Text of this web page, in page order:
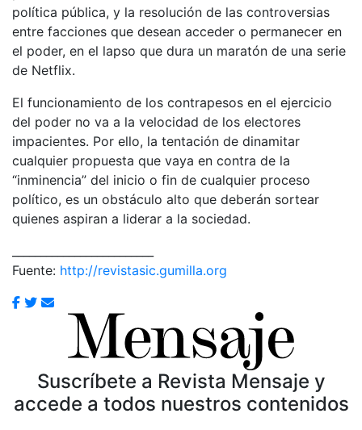
política pública, y la resolución de las controversias
entre facciones que desean acceder o permanecer en
el poder, en el lapso que dura un maratón de una serie
de Netflix.
El funcionamiento de los contrapesos en el ejercicio
del poder no va a la velocidad de los electores
impacientes. Por ello, la tentación de dinamitar
cualquier propuesta que vaya en contra de la
“inminencia” del inicio o fin de cualquier proceso
político, es un obstáculo alto que deberán sortear
quienes aspiran a liderar a la sociedad.
Fuente: http://revistasic.gumilla.org
Suscríbete a Revista Mensaje y
accede a todos nuestros contenidos